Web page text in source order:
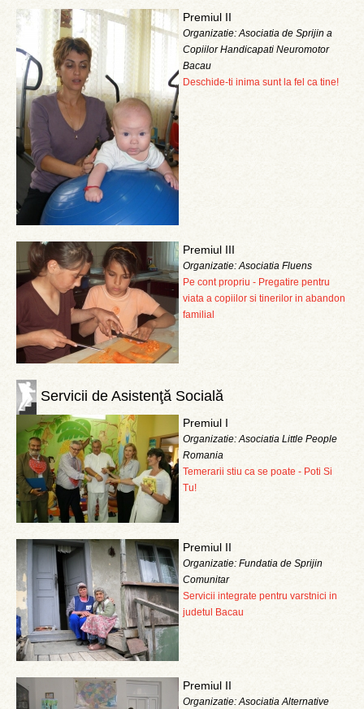
Premiul II
Organizatie: Asociatia de Sprijin a
Copiilor Handicapati Neuromotor
Bacau
Deschide-ti inima sunt la fel ca tine!
Premiul III
Organizatie: Asociatia Fluens
Pe cont propriu - Pregatire pentru
viata a copiilor si tinerilor in abandon
familial
Servicii de Asistenţă Socială
Premiul I
Organizatie: Asociatia Little People
Romania
Temerarii stiu ca se poate - Poti Si
Tu!
Premiul II
Organizatie: Fundatia de Sprijin
Comunitar
Servicii integrate pentru varstnici in
judetul Bacau
Premiul II
Organizatie: Asociatia Alternative